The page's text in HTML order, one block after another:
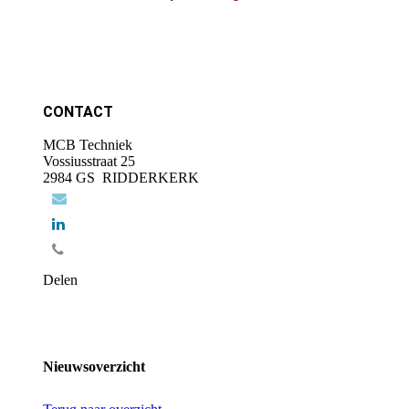
CONTACT
MCB Techniek
Vossiusstraat 25
2984 GS RIDDERKERK
Delen
Nieuwsoverzicht